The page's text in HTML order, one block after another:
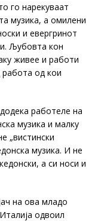
го нарекуваат
музика, а омилени
и евергринот
Љубовта кон
живее и работи
работа од кои
работеле на
музика и малку
„вистински
музика. И не
а си носи и
на ова младо
одвоил